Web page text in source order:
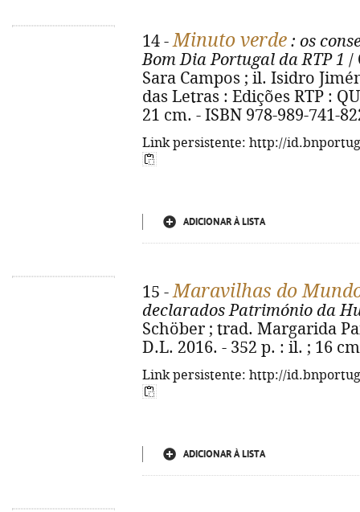
14 -Minuto verde : os
Bom Dia Portugal da RTP 1 /
Sara Campos ; il. Isidro
das Letras : Edições RTP :
21 cm. - ISBN 978-989-741-
Link persistente: http://
ADICIONAR À LISTA
15 -Maravilhas do
declarados Património da
Schöber ; trad. Margarida
D.L. 2016. - 352 p. : il. ; 16
Link persistente: http://
ADICIONAR À LISTA